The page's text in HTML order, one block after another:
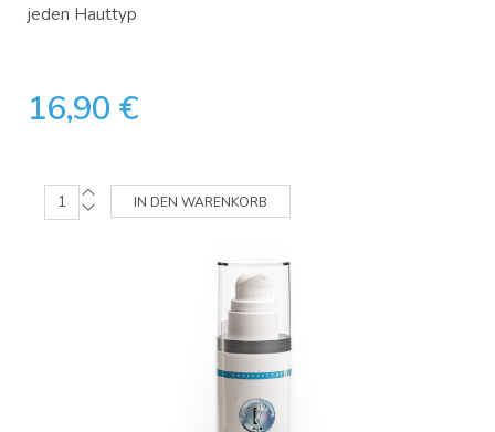
jeden Hauttyp
16,90 €